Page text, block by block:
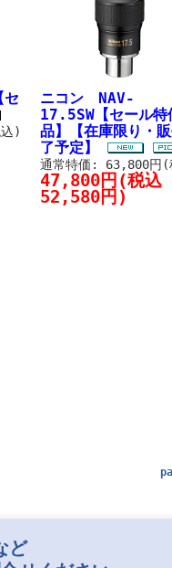
セ
)
ニコン NAV-
17.5SW【セール特
品】【在庫限り・
了予定】
通常特価: 63,800円(
47,800円(税込
52,580円)
ど